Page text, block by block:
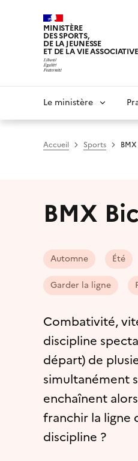
MINISTÈRE
DES SPORTS,
DE LA JEUNESSE
ET DE LA VIE ASSOCIATIVE
principale
Le ministère
Accueil Sports
BMX
Automne Été
Garder la ligne
Combativité,
discipline
départ) de
simultanément
enchaînent
franchir la ligne
discipline ?